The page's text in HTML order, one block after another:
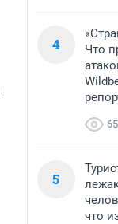
4
Что
5
что